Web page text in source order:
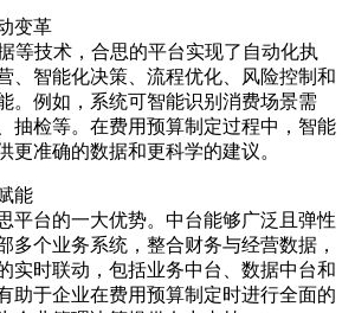
变革
等技术，合思的平台实现了自动化执
、智能化决策、流程优化、风险控制和
。例如，系统可智能识别消费场景需
抽检等。在费用预算制定过程中，智能
更准确的数据和更科学的建议。
能
平台的一大优势。中台能够广泛且弹性
多个业务系统，整合财务与经营数据，
实时联动，包括业务中台、数据中台和
助于企业在费用预算制定时进行全面的